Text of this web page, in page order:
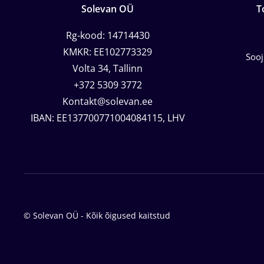
Solevan OÜ
Rg-kood: 14714430
KMKR: EE102773329
Volta 34, Tallinn
+372 5309 3772
Kontakt@solevan.ee
IBAN: EE137700771004084115, LHV
© Solevan OÜ - Kõik õigused kaitstud